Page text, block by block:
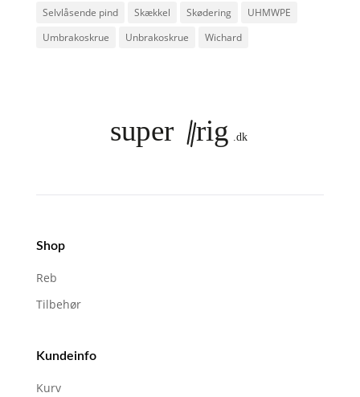
Selvlåsende pind
Skækkel Skødering
UHMWPE
Umbrakoskrue
Unbrakoskrue Wichard
Shop
Reb
Tilbehør
Kundeinfo
Kurv